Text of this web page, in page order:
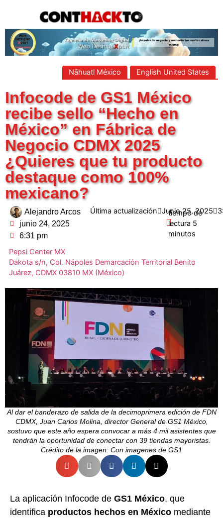
Nāhuatl México English United States
Infocode de GS1 México
recibe sello “Hecho en
México” en Fábrica de
Negocio CDMX 2025
¿Quieres que tu producto
destaque como 100%
mexicano?
Alejandro Arcos
junio 24, 2025
6:31 pm
Última actualización Junio 25, 2025
Pepsi Center MX
Dakota s/n, Col. Nápoles Demarcación Territorial Benito
Juárez, CDMX 03810 MX (México)
Al dar el banderazo de salida de la decimoprimera edición de FDN
CDMX, Juan Carlos Molina, director General de GS1 México,
sostuvo que este año espera convocar a más 4 mil asistentes que
tendrán la oportunidad de conectar con 39 tiendas mayoristas.
Crédito de la imagen: Con imagenes de GS1
La aplicación Infocode de GS1 México, que
identifica productos hechos en México mediante